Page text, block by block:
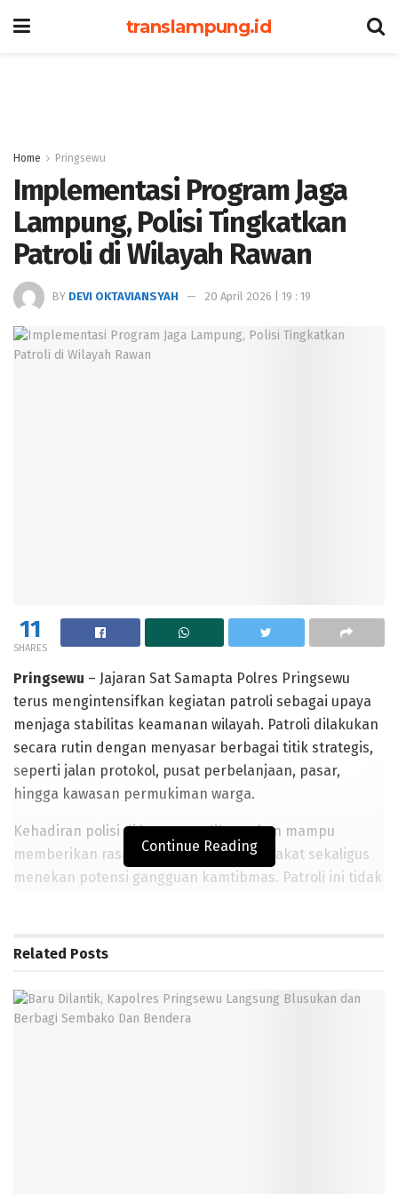
translampung.id
Home Pringsewu
Implementasi Program Jaga
Lampung, Polisi Tingkatkan
Patroli di Wilayah Rawan
BY DEVI OKTAVIANSYAH 20 April 2026 | 19 : 19
11
SHARES
Pringsewu – Jajaran Sat Samapta Polres Pringsewu
terus mengintensifkan kegiatan patroli sebagai upaya
menjaga stabilitas keamanan wilayah. Patroli dilakukan
secara rutin dengan menyasar berbagai titik strategis,
seperti jalan protokol, pusat perbelanjaan, pasar,
hingga kawasan permukiman warga.
Kehadiran polisi di lapangan diharapkan mampu
memberikan rasa aman kepada masyarakat sekaligus
menekan potensi gangguan kamtibmas. Patroli ini tidak
Keberadaan personel berseragam di ruang publik
kejahatan serta meningkatkan kewaspadaan
masyarakat terhadap lingkungan sekitar.
Continue Reading
Related Posts